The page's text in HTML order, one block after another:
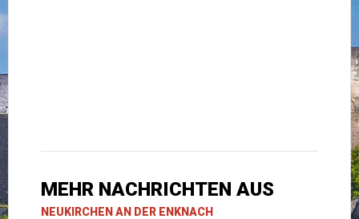
MEHR NACHRICHTEN AUS
NEUKIRCHEN AN DER ENKNACH